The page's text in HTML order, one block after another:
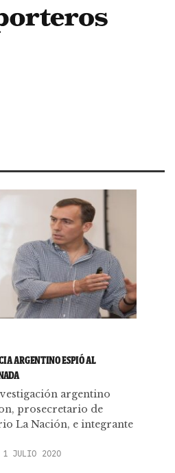
ARGENTINO ESPIÓ AL
argentino
prosecretario de
La Nación, e integrante
1 JULIO 2020